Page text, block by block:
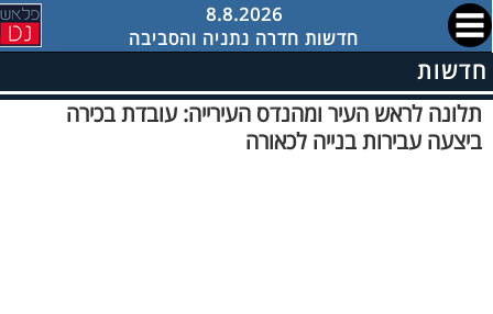
8.8.2026
חדשות חדרה נתניה והסביבה
חדשות
תלונה לראש העיר ומהנדס העירייה: עובדת בכירה
ביצעה עבירות בנייה לכאורה